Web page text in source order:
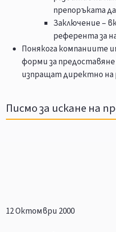
препоръката
Заключение –
референта за
Понякога компаниите
форми за
изпращат директно
Писмо за искане на
12 Октомври 2000